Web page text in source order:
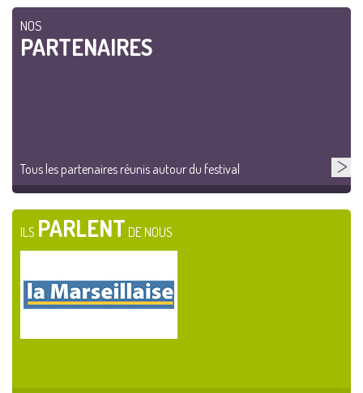
NOS
PARTENAIRES
Tous les partenaires réunis autour du festival
ILS PARLENT DE NOUS